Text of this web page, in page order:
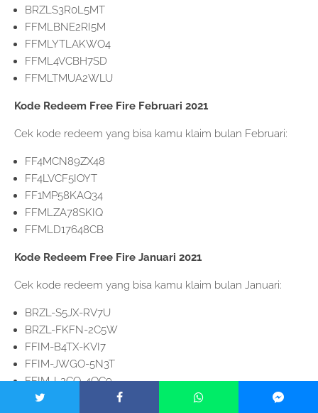
BRZLS3R0L5MT
FFMLBNE2RI5M
FFMLYTLAKWO4
FFML4VCBH7SD
FFMLTMUA2WLU
Kode Redeem Free Fire Februari 2021
Cek kode redeem yang bisa kamu klaim bulan Februari:
FF4MCN89ZX48
FF4LVCF5IOYT
FF1MP58KAQ34
FFMLZA78SKIQ
FFMLD17648CB
Kode Redeem Free Fire Januari 2021
Cek kode redeem yang bisa kamu klaim bulan Januari:
BRZL-S5JX-RV7U
BRZL-FKFN-2C5W
FFIM-B4TX-KVI7
FFIM-JWGO-5N3T
FFIM-L2CO-4QC9
T8ST-J4XY-PPGS